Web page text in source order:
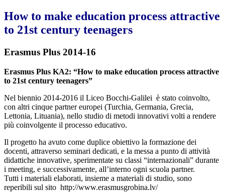
How to make education process attractive
to 21st century teenagers
Erasmus Plus 2014-16
Erasmus Plus KA2: “How to make education process attractive
to 21st century teenagers”
Nel biennio 2014-2016 il Liceo Bocchi-Galilei è stato coinvolto,
con altri cinque partner europei (Turchia, Germania, Grecia,
Lettonia, Lituania), nello studio di metodi innovativi volti a rendere
più coinvolgente il processo educativo.
Il progetto ha avuto come duplice obiettivo la formazione dei
docenti, attraverso seminari dedicati, e la messa a punto di attività
didattiche innovative, sperimentate su classi “internazionali” durante
i meeting, e successivamente, all’interno ogni scuola partner.
Tutti i materiali elaborati, insieme a materiali di studio, sono
reperibili sul sito http://www.erasmusgrobina.lv/